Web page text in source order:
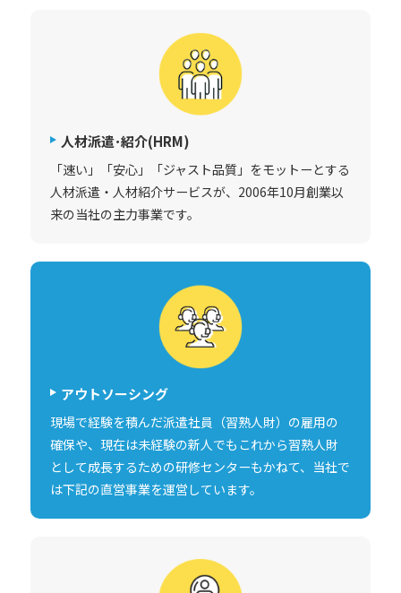
人材派遣･紹介(HRM)
「速い」「安心」「ジャスト品質」をモットーとする
人材派遣・人材紹介サービスが、2006年10月創業以
来の当社の主力事業です。
アウトソーシング
現場で経験を積んだ派遣社員（習熟人財）の雇用の
確保や、現在は未経験の新人でもこれから習熟人財
として成長するための研修センターもかねて、当社で
は下記の直営事業を運営しています。